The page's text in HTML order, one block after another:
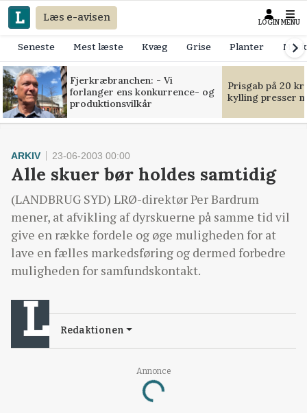
Læs e-avisen LOGIN MENU
Seneste Mest læste Kvæg Grise Planter
Fjerkræbranchen: - Vi
forlanger ens konkurrence- og
produktionsvilkår
Prisgab på 20
kylling presser
Annonce
Loading...
ARKIV 23-06-2003 00:00
Alle skuer bør holdes samtidig
(LANDBRUG SYD) LRØ-direktør Per Bardrum
mener, at afvikling af dyrskuerne på samme tid vil
give en række fordele og øge muligheden for at
lave en fælles markedsføring og dermed forbedre
muligheden for samfundskontakt.
Redaktionen